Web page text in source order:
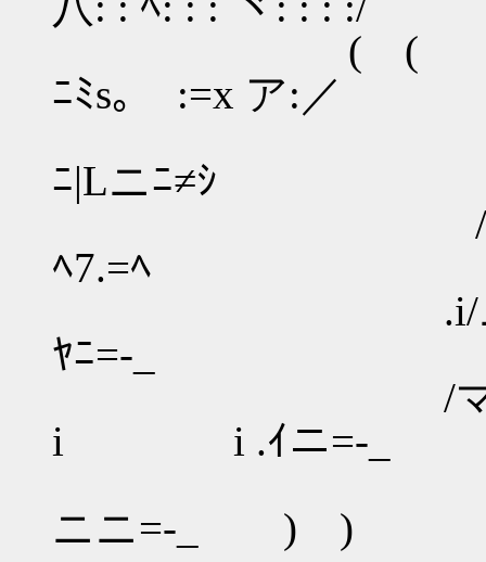
( ( _-=ニニ
ﾆﾐs｡ゞ:=x ア:／
ﾆ|Lニﾆ≠ｼ
/=ニニニ=＞
ﾍ7.=ﾍ
.i/ニニﾆ＜/
ﾔﾆ=-_
/マ/ニニﾆ
i i .ｲニ=-_
ニニ=-_ ) )